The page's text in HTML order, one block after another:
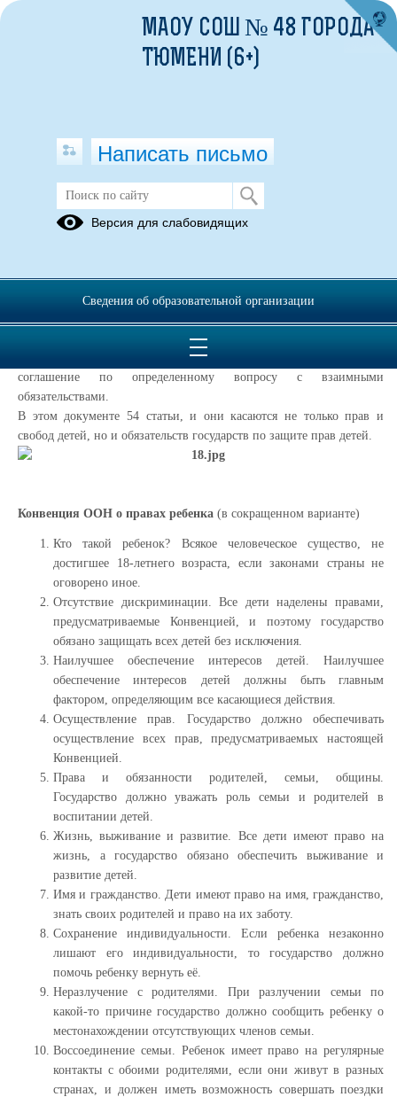
Конвенция ООН о правах ребенка
20 ноября 1989 г. Генеральная Ассамблея ООН (Ассамблея &mdash
приняла очень важный документ &mdash Конвенцию о правах
ребенка. Конвенция &mdash это международный договор,
соглашение по определенному вопросу с взаимными
обязательствами.
В этом документе 54 статьи, и они касаются не только прав и
свобод детей, но и обязательств госу­дарств по защите прав детей.
Конвенция ООН о правах ребенка (в сокращенном варианте)
Кто такой ребенок? Всякое человеческое существо, не
достигшее 18-летнего возраста, если законами страны не
оговорено иное.
Отсутствие дискриминации. Все дети наделены правами,
предусматриваемые Конвенцией, и поэтому государство
обязано защищать всех детей без исключения.
Наилучшее обеспечение интересов детей. Наилучшее
обеспечение интересов детей должны быть главным
фактором, определяющим все касающиеся действия.
Осуществление прав. Государство должно обеспечивать
осуществление всех прав, предусматриваемых настоящей
Конвенцией.
Права и обязанности родителей, семьи, общины.
Государство должно уважать роль семьи и родителей в
воспитании детей.
Жизнь, выживание и развитие. Все дети имеют право на
жизнь, а государство обязано обеспечить выживание и
развитие детей.
Имя и гражданство. Дети имеют право на имя, гражданство,
знать своих родителей и право на их заботу.
Сохранение индивидуальности. Если ребенка незаконно
лишают его индивидуальности, то государство должно
помочь ребенку вернуть её.
Неразлучение с родителями. При разлучении семьи по
какой-то причине государство должно сообщить ребенку о
местонахождении отсутствующих членов семьи.
Воссоединение семьи. Ребенок имеет право на регулярные
контакты с обоими родителями, если они живут в разных
странах, и должен иметь возможность совершать поездки
МАОУ СОШ № 48 ГОРОДА
ТЮМЕНИ (6+)
Написать письмо
Версия для слабовидящих
Сведения об образовательной организации